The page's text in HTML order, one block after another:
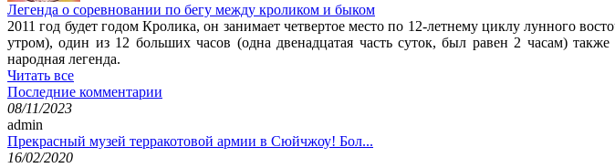
Легенда о соревновании по бегу между кроликом и быком
2011 год будет годом Кролика, он занимает четвертое место по 12-летнему циклу лунного
утром), один из 12 больших часов (одна двенадцатая часть суток, был равен 2 часам)
народная легенда.
Читать все
Последние комментарии
08/11/2023
admin
Прекрасный музей терракотовой армии в Сюйчжоу! Бол...
16/02/2020